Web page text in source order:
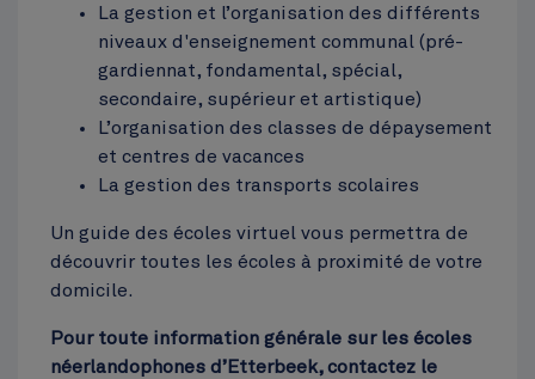
Cinquantenaire
La gestion et l’organisation des différents
niveaux d'enseignement communal (pré-
gardiennat, fondamental, spécial,
secondaire, supérieur et artistique)
L’organisation des classes de dépaysement
et centres de vacances
La gestion des transports scolaires
Un guide des écoles virtuel vous permettra de
découvrir toutes les écoles à proximité de votre
domicile.
Pour toute information générale sur les écoles
néerlandophones d’Etterbeek, contactez le